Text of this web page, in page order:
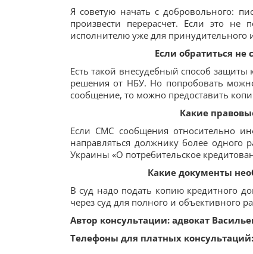
Я советую начать с добровольного:
произвести перерасчет. Если это
исполнителю уже для принудительного
Если обратиться
Есть такой внесудебный способ
решения от НБУ. Но попробовать
сообщение, то можно предоставить
Какие
Если СМС сообщения относительно
направляться должнику более одного
Украины «О потребительское
Какие документы
В суд надо подать копию кредитного
через суд для полного и объективного
Автор консультации: адвокат
Телефоны для платных